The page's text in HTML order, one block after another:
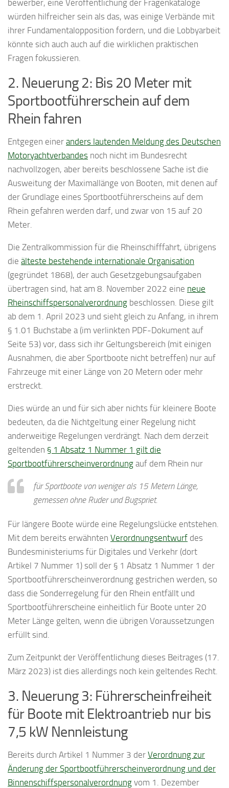
bewerber, eine Veröffentlichung der Fragenkataloge
würden hilfreicher sein als das, was einige Verbände mit
ihrer Fundamentalopposition fordern, und die Lobbyarbeit
könnte sich auch auch auf die wirklichen praktischen
Fragen fokussieren.
2. Neuerung 2: Bis 20 Meter mit
Sportbootführerschein auf dem
Rhein fahren
Entgegen einer anders lautenden Meldung des Deutschen
Motoryachtverbandes noch nicht im Bundesrecht
nachvollzogen, aber bereits beschlossene Sache ist die
Ausweitung der Maximallänge von Booten, mit denen auf
der Grundlage eines Sportbootführerscheins auf dem
Rhein gefahren werden darf, und zwar von 15 auf 20
Meter.
Die Zentralkommission für die Rheinschifffahrt, übrigens
die älteste bestehende internationale Organisation
(gegründet 1868), der auch Gesetzgebungsaufgaben
übertragen sind, hat am 8. November 2022 eine neue
Rheinschiffspersonalverordnung beschlossen. Diese gilt
ab dem 1. April 2023 und sieht gleich zu Anfang, in ihrem
§ 1.01 Buchstabe a (im verlinkten PDF-Dokument auf
Seite 53) vor, dass sich ihr Geltungsbereich (mit einigen
Ausnahmen, die aber Sportboote nicht betreffen) nur auf
Fahrzeuge mit einer Länge von 20 Metern oder mehr
erstreckt.
Dies würde an und für sich aber nichts für kleinere Boote
bedeuten, da die Nichtgeltung einer Regelung nicht
anderweitige Regelungen verdrängt. Nach dem derzeit
geltenden § 1 Absatz 1 Nummer 1 gilt die
Sportbootführerscheinverordnung auf dem Rhein nur
für Sportboote von weniger als 15 Metern Länge,
gemessen ohne Ruder und Bugspriet.
Für längere Boote würde eine Regelungslücke entstehen.
Mit dem bereits erwähnten Verordnungsentwurf des
Bundesministeriums für Digitales und Verkehr (dort
Artikel 7 Nummer 1) soll der § 1 Absatz 1 Nummer 1 der
Sportbootführerscheinverordnung gestrichen werden, so
dass die Sonderregelung für den Rhein entfällt und
Sportbootführerscheine einheitlich für Boote unter 20
Meter Länge gelten, wenn die übrigen Voraussetzungen
erfüllt sind.
Zum Zeitpunkt der Veröffentlichung dieses Beitrages (17.
März 2023) ist dies allerdings noch kein geltendes Recht.
3. Neuerung 3: Führerscheinfreiheit
für Boote mit Elektroantrieb nur bis
7,5 kW Nennleistung
Bereits durch Artikel 1 Nummer 3 der Verordnung zur
Änderung der Sportbootführerscheinverordnung und der
Binnenschiffspersonalverordnung vom 1. Dezember